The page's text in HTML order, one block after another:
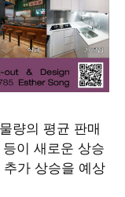
량의 평균 판매
이 새로운 상승
추가 상승을 예상